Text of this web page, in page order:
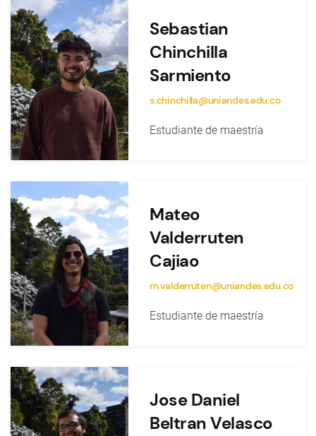
Sebastian
Chinchilla
Sarmiento
s.chinchilla@uniandes.edu.co
Estudiante de maestría
Mateo
Valderruten
Cajiao
m.valderruten@uniandes.edu.co
Estudiante de maestría
Jose Daniel
Beltran Velasco